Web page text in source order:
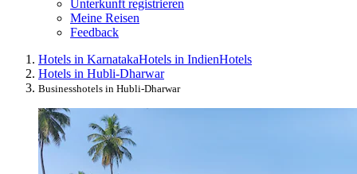
Unterkunft registrieren
Meine Reisen
Feedback
Hotels in KarnatakaHotels in IndienHotels
Hotels in Hubli-Dharwar
Businesshotels in Hubli-Dharwar